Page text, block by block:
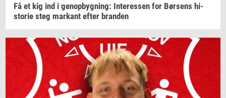
Få et kig ind i genop­byg­ning: In­ter­es­sen for Bør­sens hi­
sto­rie steg mar­kant efter bran­den